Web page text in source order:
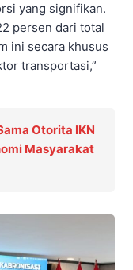
yang signifikan.
persen dari total
ini secara khusus
transportasi,”
Otorita IKN
Masyarakat